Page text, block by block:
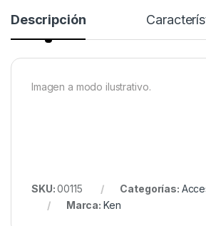
Descripción
Imagen a modo ilustrativo.
SKU:00115 Categorías:
Marca: Ken